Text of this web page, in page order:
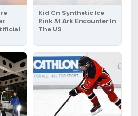
Kid On Synthetic Ice
Rink At Ark Encounter In
The US